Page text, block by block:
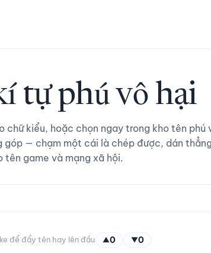
tự phú vô hại
chữ kiểu, hoặc chọn ngay trong kho tên phú
góp — chạm một cái là chép được, dán
tên game và mạng xã hội.
để đẩy tên hay lên đầu ▲0 ▼0